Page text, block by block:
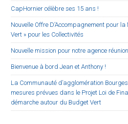
CapHornier célèbre ses 15 ans !
Nouvelle Offre D’Accompagnement pour
Vert » pour les Collectivités
Nouvelle mission pour notre agence
Bienvenue à bord Jean et Anthony !
La Communauté d’agglomération
mesures prévues dans le Projet Loi de
démarche autour du Budget Vert